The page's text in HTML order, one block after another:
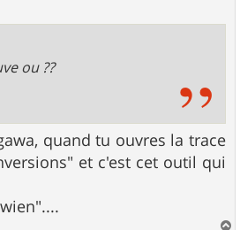
ou ??
quand tu ouvres la trace
et c'est cet outil qui